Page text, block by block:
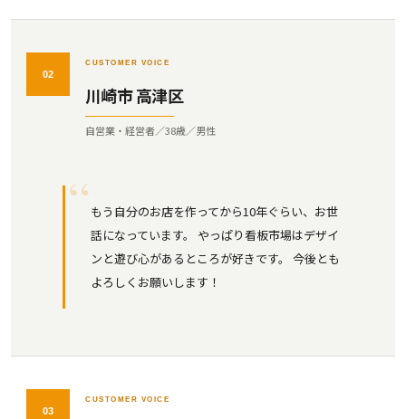
02
CUSTOMER VOICE
川崎市 高津区
自営業・経営者／38歳／男性
もう自分のお店を作ってから10年ぐらい、お世
話になっています。 やっぱり看板市場はデザイ
ンと遊び心があるところが好きです。 今後とも
よろしくお願いします！
03
CUSTOMER VOICE